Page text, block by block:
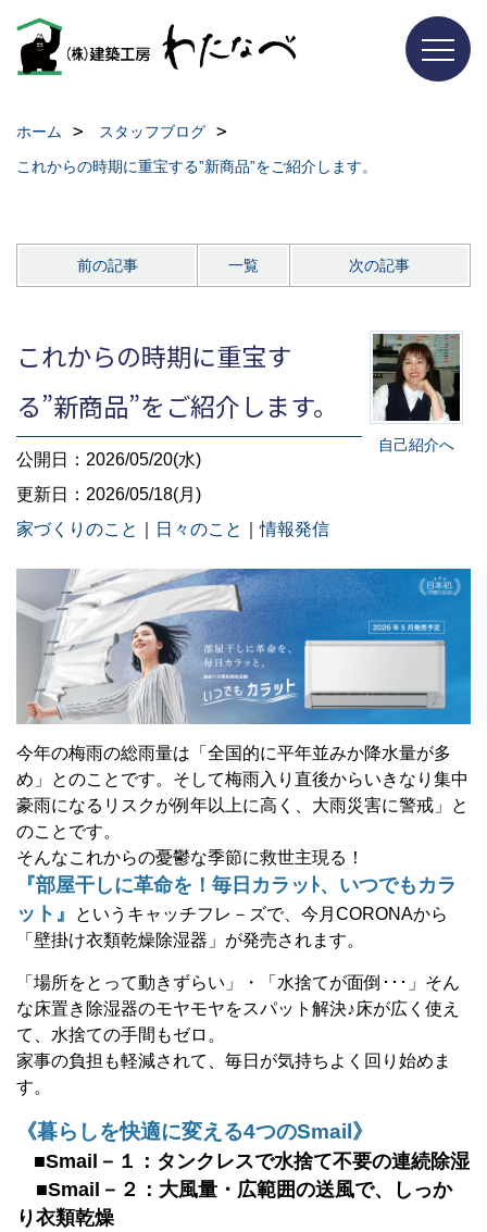
ホーム
スタッフブログ
これからの時期に重宝する”新商品”をご紹介します。
前の記事 一覧 次の記事
自己紹介へ
これからの時期に重宝す
る”新商品”をご紹介します。
公開日：2026/05/20(水)
更新日：2026/05/18(月)
家づくりのこと
日々のこと ｜情報発信
今年の梅雨の総雨量は「全国的に平年並みか降水量が多
め」とのことです。そして梅雨入り直後からいきなり集中
豪雨になるリスクが例年以上に高く、大雨災害に警戒」と
のことです。
そんなこれからの憂鬱な季節に救世主現る！
『部屋干しに革命を！毎日カラッﾄ、いつでもカラ
ット』
というキャッチフレ－ズで、今月CORONAから
「壁掛け衣類乾燥除湿器」が発売されます。
「場所をとって動きずらい」・「水捨てが面倒･･･」そん
な床置き除湿器のモヤモヤをスパット解決♪床が広く使え
て、水捨ての手間もゼロ。
家事の負担も軽減されて、毎日が気持ちよく回り始めま
す。
《暮らしを快適に変える4つのSmail》
■Smail－１：タンクレスで水捨て不要の連続除湿
■Smail－２：大風量・広範囲の送風で、しっか
り衣類乾燥